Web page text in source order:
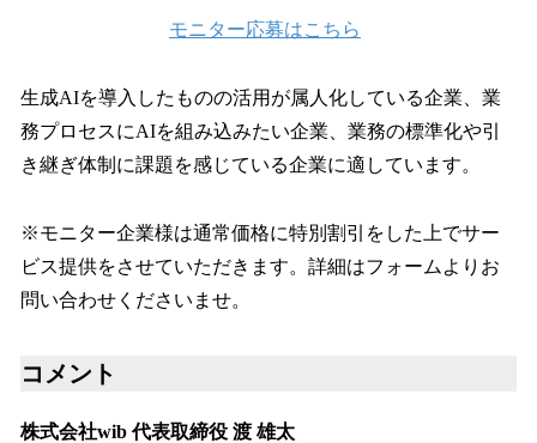
モニター応募はこちら
生成AIを導入したものの活用が属人化している企業、業
務プロセスにAIを組み込みたい企業、業務の標準化や引
き継ぎ体制に課題を感じている企業に適しています。
※モニター企業様は通常価格に特別割引をした上でサー
ビス提供をさせていただきます。詳細はフォームよりお
問い合わせくださいませ。
コメント
株式会社wib 代表取締役 渡 雄太